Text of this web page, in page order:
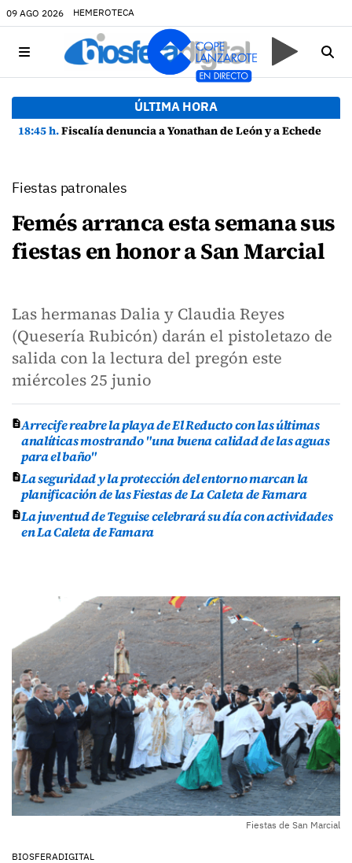
09 AGO 2026 HEMEROTECA
ÚLTIMA HORA
18:45 h.Fiscalía denuncia a Yonathan de León y a Echedey Eugenio por presuntas anomalías en contratos festivos
Fiestas patronales
Femés arranca esta semana sus
fiestas en honor a San Marcial
Las hermanas Dalia y Claudia Reyes
(Quesería Rubicón) darán el pistoletazo de
salida con la lectura del pregón este
miércoles 25 junio
Arrecife reabre la playa de El Reducto con las últimas
analíticas mostrando "una buena calidad de las aguas
para el baño"
La seguridad y la protección del entorno marcan la
planificación de las Fiestas de La Caleta de Famara
La juventud de Teguise celebrará su día con actividades
en La Caleta de Famara
Fiestas de San Marcial
BIOSFERADIGITAL